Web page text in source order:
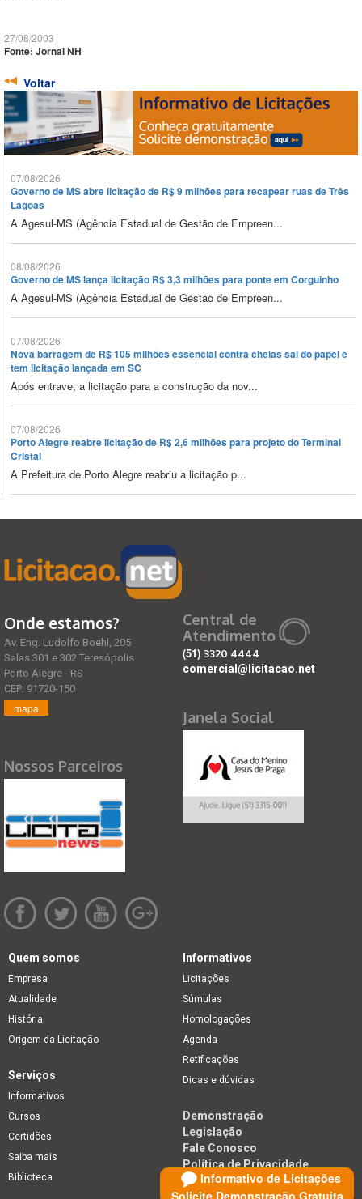
27/08/2003
Fonte: Jornal NH
Voltar
07/08/2026
Governo de MS abre licitação de R$ 9 milhões para recapear ruas de Três
Lagoas
A Agesul-MS (Agência Estadual de Gestão de Empreen...
08/08/2026
Governo de MS lança licitação R$ 3,3 milhões para ponte em Corguinho
A Agesul-MS (Agência Estadual de Gestão de Empreen...
07/08/2026
Nova barragem de R$ 105 milhões essencial contra cheias sai do papel e
tem licitação lançada em SC
Após entrave, a licitação para a construção da nov...
07/08/2026
Porto Alegre reabre licitação de R$ 2,6 milhões para projeto do Terminal
Cristal
A Prefeitura de Porto Alegre reabriu a licitação p...
Informativo de Licitações
Onde estamos?
Av. Eng. Ludolfo Boehl, 205
Salas 301 e 302 Teresópolis
Porto Alegre - RS
CEP: 91720-150
mapa
Nossos Parceiros
Central de
Atendimento
(51) 3320 4444
comercial@licitacao.net
Janela Social
Quem somos
Empresa
Atualidade
História
Origem da Licitação
Informativos
Licitações
Súmulas
Homologações
Agenda
Retificações
Dicas e dúvidas
Serviços
Informativos
Cursos
Certidões
Saiba mais
Biblioteca
Demonstração
Legislação
Fale Conosco
Política de Privacidade